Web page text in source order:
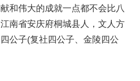
和伟大的成就一点都不会比八
南省安庆府桐城县人，文人方
公子(复社四公子、金陵四公